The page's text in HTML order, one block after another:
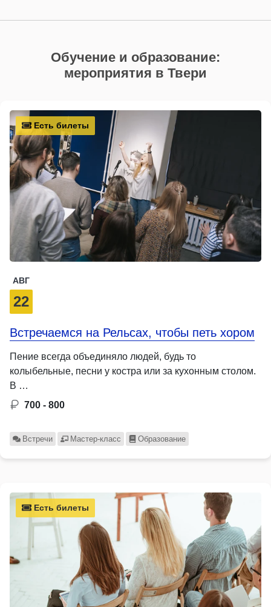
Обучение и образование:
мероприятия в Твери
Есть билеты
АВГ
22
Встречаемся на Рельсах, чтобы петь хором
Пение всегда объединяло людей, будь то
колыбельные, песни у костра или за кухонным столом.
В …
700 - 800
Встречи Мастер-класс Образование
Есть билеты